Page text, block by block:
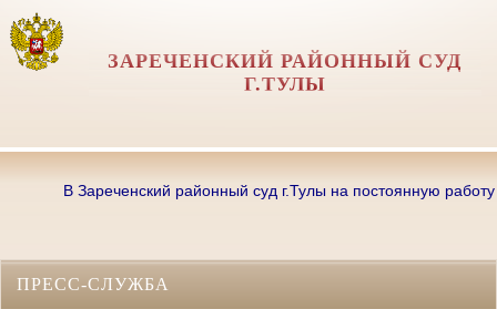
ЗАРЕЧЕНСКИЙ РАЙОННЫЙ СУД
Г.ТУЛЫ
В Зареченский районный суд г.Тулы на постоянную работу
ПРЕСС-СЛУЖБА